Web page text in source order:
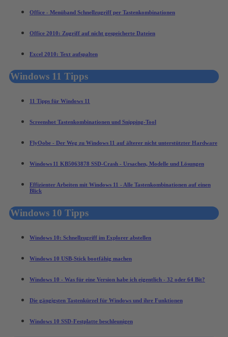
Office - Menüband Schnellzugriff per Tastenkombinationen
Office 2010: Zugriff auf nicht gespeicherte Dateien
Excel 2010: Text aufspalten
Windows 11 Tipps
11 Tipps für Windows 11
Screenshot Tastenkombinationen und Snipping-Tool
FlyOobe - Der Weg zu Windows 11 auf älterer nicht unterstützter Hardware
Windows 11 KB5063878 SSD-Crash - Ursachen, Modelle und Lösungen
Effizienter Arbeiten mit Windows 11 - Alle Tastenkombinationen auf einen
Blick
Windows 10 Tipps
Windows 10: Schnellzugriff im Explorer abstellen
Windows 10 USB-Stick bootfähig machen
Windows 10 - Was für eine Version habe ich eigentlich - 32 oder 64 Bit?
Die gängigsten Tastenkürzel für Windows und ihre Funktionen
Windows 10 SSD-Festplatte beschleunigen